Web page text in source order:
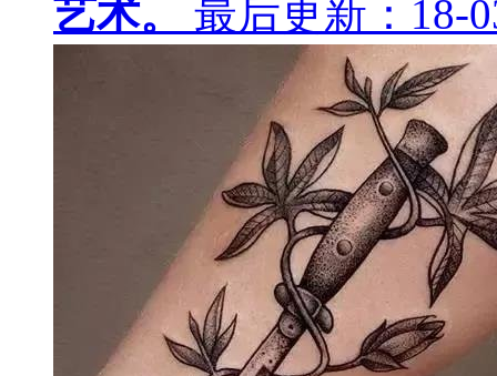
艺术。 最后更新：18-